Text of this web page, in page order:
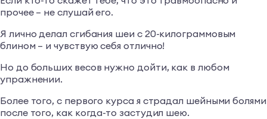
прочее – не слушай его.
Я лично делал сгибания шеи с 20-килограммовым
блином – и чувствую себя отлично!
Но до больших весов нужно дойти, как в любом
упражнении.
Более того, с первого курса я страдал шейными болями
после того, как когда-то застудил шею.